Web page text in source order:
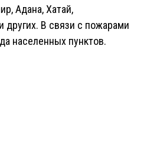
Адана, Хатай,
других. В связи с пожарами
населенных пунктов.